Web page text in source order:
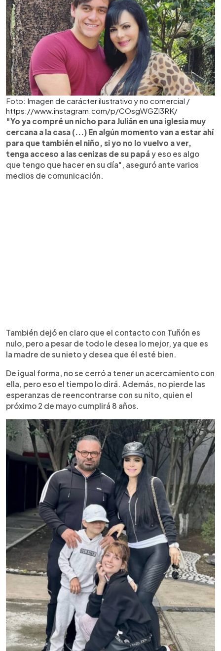
Foto: Imagen de carácter ilustrativo y no comercial /
https://www.instagram.com/p/COsgWGZl3RK/
"Yo ya compré un nicho para Julián en una iglesia muy
cercana a la casa (...) En algún momento van a estar ahí
para que también el niño, si yo no lo vuelvo a ver,
tenga acceso a las cenizas de su papáy eso es algo
que tengo que hacer en su día", aseguró ante varios
medios de comunicación.
También dejó en claro que el contacto con Tuñón es
nulo, pero a pesar de todo le desea lo mejor, ya que es
la madre de su nieto y desea que él esté bien.
De igual forma, no se cerró a tener un acercamiento con
ella, pero eso el tiempo lo dirá. Además, no pierde las
esperanzas de reencontrarse con su nito, quien el
próximo 2 de mayo cumplirá 8 años.